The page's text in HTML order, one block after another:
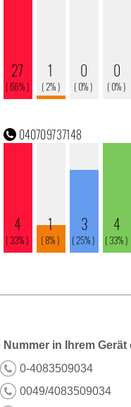
in Ihrem
0-4083509034
0049/4083509034